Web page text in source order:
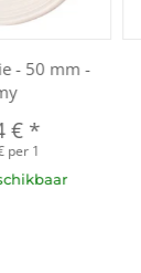
- 50 mm -
€ *
per 1